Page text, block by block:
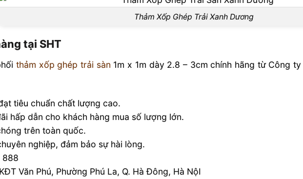
Thảm Xốp Ghép Trải Xanh Dương
tại SHT
thảm xốp ghép trải sàn 1m x 1m dày 2.8 – 3cm chính hãng từ Công
tiêu chuẩn chất lượng cao.
hấp dẫn cho khách hàng mua số lượng lớn.
trên toàn quốc.
nghiệp, đảm bảo sự hài lòng.
888
Văn Phú, Phường Phú La, Q. Hà Đông, Hà NộI